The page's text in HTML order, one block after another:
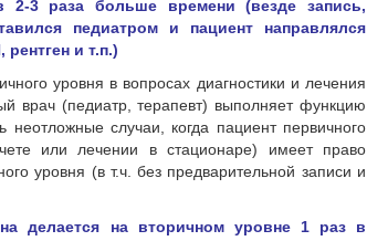
2-3 раза больше времени (везде запись,
педиатром и пациент направлялся
и т.п.)
уровня в вопросах диагностики и лечения
врач (педиатр, терапевт) выполняет функцию
неотложные случаи, когда пациент первичного
или лечении в стационаре) имеет право
уровня (в т.ч. без предварительной записи и
делается на вторичном уровне 1 раз в